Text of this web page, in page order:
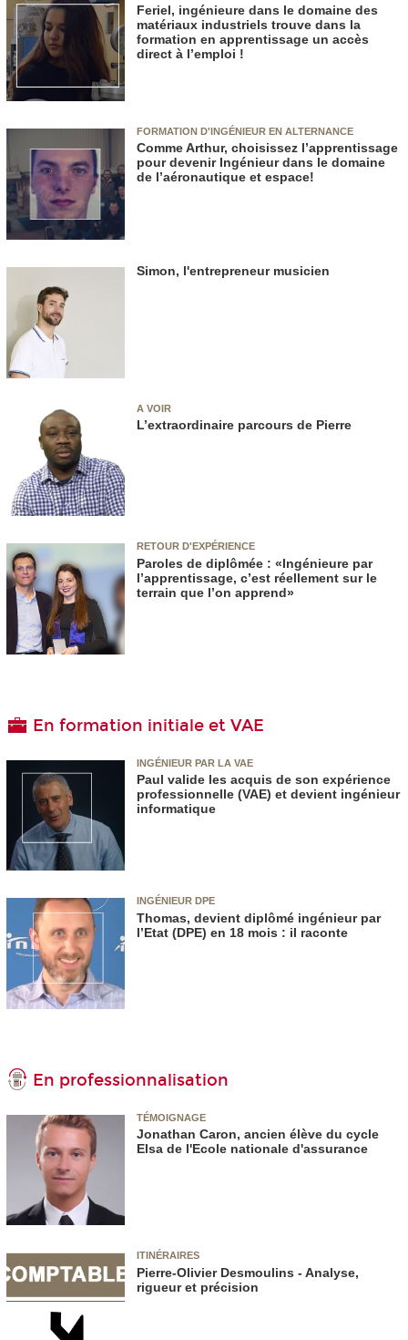
Feriel, ingénieure dans le domaine des
matériaux industriels trouve dans la
formation en apprentissage un accès
direct à l’emploi !
FORMATION D'INGÉNIEUR EN ALTERNANCE
Comme Arthur, choisissez l’apprentissage
pour devenir Ingénieur dans le domaine
de l’aéronautique et espace!
Simon, l'entrepreneur musicien
A VOIR
L’extraordinaire parcours de Pierre
RETOUR D'EXPÉRIENCE
Paroles de diplômée : «Ingénieure par
l’apprentissage, c’est réellement sur le
terrain que l’on apprend»
En formation initiale et VAE
INGÉNIEUR PAR LA VAE
Paul valide les acquis de son expérience
professionnelle (VAE) et devient ingénieur
informatique
INGÉNIEUR DPE
Thomas, devient diplômé ingénieur par
l’Etat (DPE) en 18 mois : il raconte
En professionnalisation
TÉMOIGNAGE
Jonathan Caron, ancien élève du cycle
Elsa de l'Ecole nationale d'assurance
ITINÉRAIRES
Pierre-Olivier Desmoulins - Analyse,
rigueur et précision